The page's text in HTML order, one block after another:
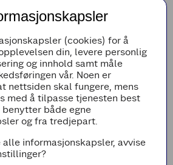
fra dadlene.
i to kortere skiver, og rull hver
daddel.
stekebrett, og
på 200 grader, i ca. 15
(cookies) for å
din, levere personlig
og innhold samt måle
vår. Noen er
nettsiden skal fungere, mens
med å tilpasse tjenesten best
benytter både egne
og fra tredjepart.
informasjonskapsler, avvise